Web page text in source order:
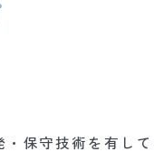
保守技術を有して